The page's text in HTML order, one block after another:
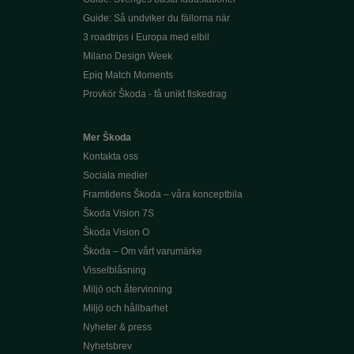
Guide: Så undviker du fällorna när
3 roadtrips i Europa med elbil
Milano Design Week
Epiq Match Moments
Provkör Škoda - få unikt fiskedrag
Mer Škoda
Kontakta oss
Sociala medier
Framtidens Škoda – våra konceptbila
Škoda Vision 7S
Škoda Vision O
Škoda – Om vårt varumärke
Visselblåsning
Miljö och återvinning
Miljö och hållbarhet
Nyheter & press
Nyhetsbrev